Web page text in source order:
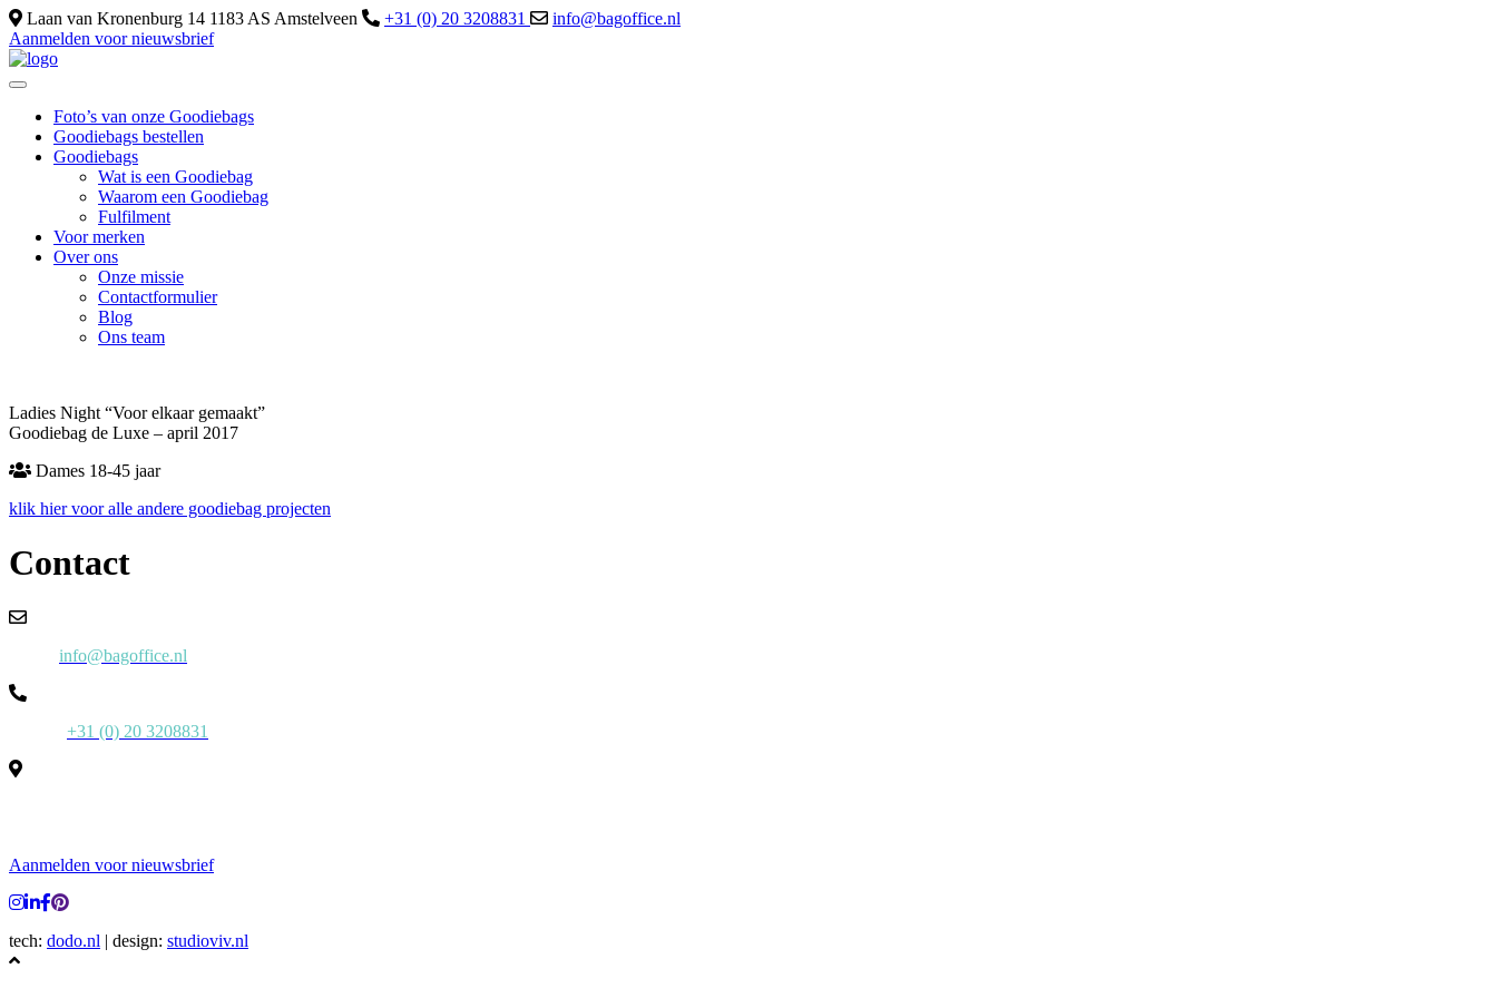
Laan van Kronenburg 14 1183 AS Amstelveen +31 (0) 20 3208831
info@bagoffice.nl
Aanmelden voor nieuwsbrief
Foto’s van onze Goodiebags
Goodiebags bestellen
Goodiebags
Wat is een Goodiebag
Waarom een Goodiebag
Fulfilment
Voor merken
Over ons
Onze missie
Contactformulier
Blog
Ons team
Ladies Night “Voor elkaar gemaakt”
Goodiebag de Luxe – april 2017
Dames 18-45 jaar
klik hier voor alle andere goodiebag projecten
Contact
info@bagoffice.nl
+31 (0) 20 3208831
Aanmelden voor nieuwsbrief
tech: dodo.nl | design: studioviv.nl